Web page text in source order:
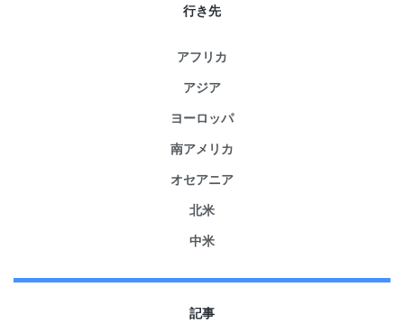
行き先
アフリカ
アジア
ヨーロッパ
南アメリカ
オセアニア
北米
中米
記事